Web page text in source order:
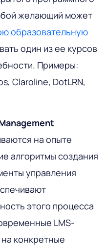
желающий может
образовательную
один из ее курсов
Примеры:
Claroline, DotLRN,
на опыте
алгоритмы создания
управления
этого процесса
LMS-
конкретные